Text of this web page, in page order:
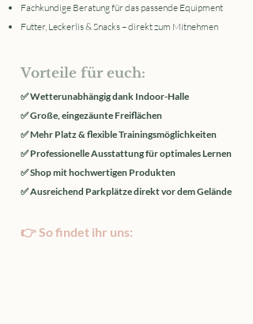
Fachkundige Beratung für das passende Equipment
Futter, Leckerlis & Snacks – direkt zum Mitnehmen
Vorteile für euch:
✅ Wetterunabhängig dank Indoor-Halle
✅ Große, eingezäunte Freiflächen
✅ Mehr Platz & flexible Trainingsmöglichkeiten
✅ Professionelle Ausstattung für optimales Lernen
✅ Shop mit hochwertigen Produkten
✅ Ausreichend Parkplätze direkt vor dem Gelände
👉 So findet ihr uns: